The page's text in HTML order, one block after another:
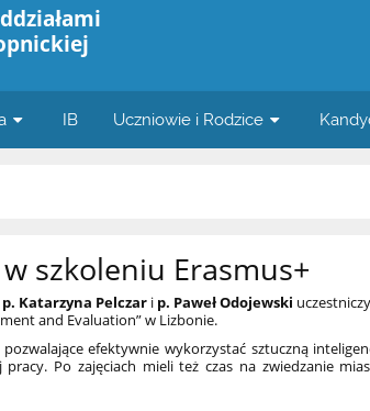
IB Uczniowie i Rodzice
szkoleniu Erasmus+
p. Katarzyna Pelczar i p. Paweł Odojewski
and Evaluation” w Lizbonie.
efektywnie wykorzystać sztuczną
Po zajęciach mieli też czas na zwiedzanie